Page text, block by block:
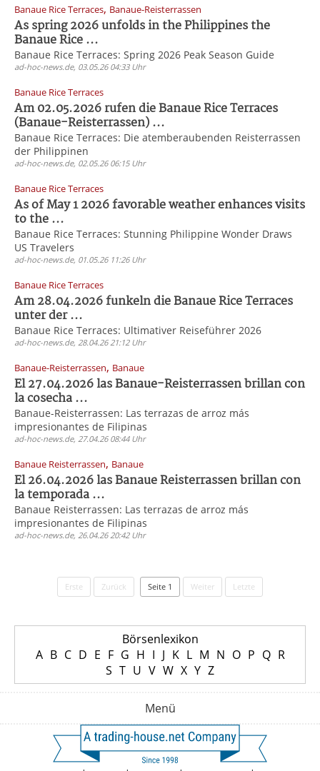
Banaue Rice Terraces, Banaue-Reisterrassen
As spring 2026 unfolds in the Philippines the
Banaue Rice ...
Banaue Rice Terraces: Spring 2026 Peak Season Guide
ad-hoc-news.de, 03.05.26 04:33 Uhr
Banaue Rice Terraces
Am 02.05.2026 rufen die Banaue Rice Terraces
(Banaue-Reisterrassen) ...
Banaue Rice Terraces: Die atemberaubenden Reisterrassen
der Philippinen
ad-hoc-news.de, 02.05.26 06:15 Uhr
Banaue Rice Terraces
As of May 1 2026 favorable weather enhances visits
to the ...
Banaue Rice Terraces: Stunning Philippine Wonder Draws
US Travelers
ad-hoc-news.de, 01.05.26 11:26 Uhr
Banaue Rice Terraces
Am 28.04.2026 funkeln die Banaue Rice Terraces
unter der ...
Banaue Rice Terraces: Ultimativer Reiseführer 2026
ad-hoc-news.de, 28.04.26 21:12 Uhr
Banaue-Reisterrassen, Banaue
El 27.04.2026 las Banaue-Reisterrassen brillan con
la cosecha ...
Banaue-Reisterrassen: Las terrazas de arroz más
impresionantes de Filipinas
ad-hoc-news.de, 27.04.26 08:44 Uhr
Banaue Reisterrassen, Banaue
El 26.04.2026 las Banaue Reisterrassen brillan con
la temporada ...
Banaue Reisterrassen: Las terrazas de arroz más
impresionantes de Filipinas
ad-hoc-news.de, 26.04.26 20:42 Uhr
Erste Zurück Seite 1 Weiter Letzte
Börsenlexikon
A B C D E F G H I J K L M N O P Q R
S T U V W X Y Z
Menü